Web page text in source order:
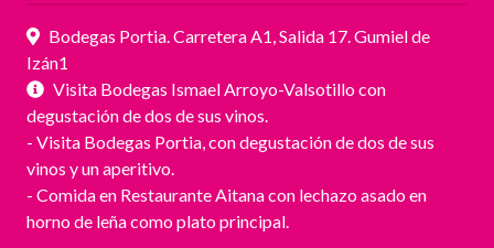
Bodegas Portia. Carretera A1, Salida 17. Gumiel de
Izán1
Visita Bodegas Ismael Arroyo-Valsotillo con
degustación de dos de sus vinos.
- Visita Bodegas Portia, con degustación de dos de sus
vinos y un aperitivo.
- Comida en Restaurante Aitana con lechazo asado en
horno de leña como plato principal.